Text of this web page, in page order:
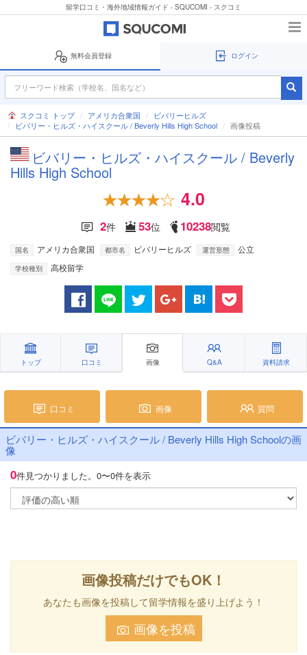
留学口コミ・海外地域情報ガイド - SQUCOMI - スクコミ
無料会員登録 ログイン
スクコミ トップ アメリカ合衆国
ビバリーヒルズ
ビバリー・ヒルズ・ハイスクール / Beverly Hills High School
画像投稿
ビバリー・ヒルズ・ハイスクール / Beverly
Hills High School
4.0
2件 53位 10238閲覧
国名 アメリカ合衆国 都市名 ビバリーヒルズ 運営形態 公立
学校種別 高校留学
トップ 口コミ 画像 Q&A 資料請求
口コミ 画像 質問
ビバリー・ヒルズ・ハイスクール / Beverly Hills High Schoolの画
像
0件見つかりました。 0〜0件を表示
画像投稿だけでもOK！
あなたも画像を投稿して留学情報を盛り上げよう！
画像を投稿